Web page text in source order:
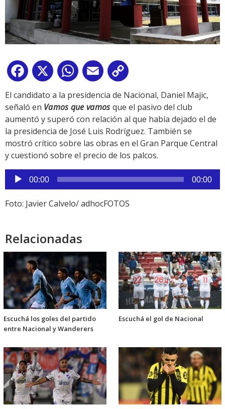
Facebook
X WhatsApp
Email
Link
El candidato a la presidencia de Nacional, Daniel Majic,
señaló en Vamos que vamosque el pasivo del club
aumentó y superó con relación al que había dejado el de
la presidencia de José Luis Rodríguez. También se
mostró crítico sobre las obras en el Gran Parque Central
y cuestionó sobre el precio de los palcos.
Reproductor
de
audio
00:00 00:00
Foto: Javier Calvelo/ adhocFOTOS
Relacionadas
Escuchá los goles del partido
entre Nacional y Wanderers
Escuchá el gol de Nacional